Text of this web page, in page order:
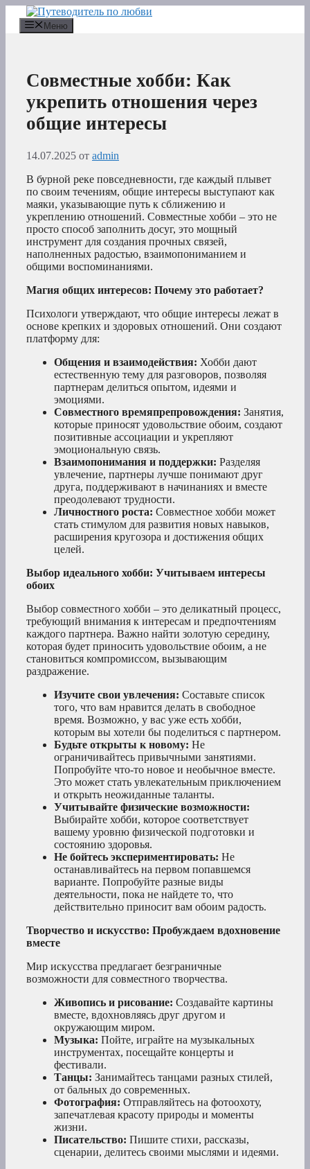
Перейти
содержимому
Меню
Совместные хобби: Как
укрепить отношения через
общие интересы
14.07.2025 от admin
В бурной реке повседневности, где каждый плывет
по своим течениям, общие интересы выступают как
маяки, указывающие путь к сближению и
укреплению отношений. Совместные хобби – это не
просто способ заполнить досуг, это мощный
инструмент для создания прочных связей,
наполненных радостью, взаимопониманием и
общими воспоминаниями.
Магия общих интересов: Почему это работает?
Психологи утверждают, что общие интересы лежат в
основе крепких и здоровых отношений. Они создают
платформу для:
Общения и взаимодействия: Хобби дают
естественную тему для разговоров, позволяя
партнерам делиться опытом, идеями и
эмоциями.
Совместного времяпрепровождения: Занятия,
которые приносят удовольствие обоим, создают
позитивные ассоциации и укрепляют
эмоциональную связь.
Взаимопонимания и поддержки: Разделяя
увлечение, партнеры лучше понимают друг
друга, поддерживают в начинаниях и вместе
преодолевают трудности.
Личностного роста: Совместное хобби может
стать стимулом для развития новых навыков,
расширения кругозора и достижения общих
целей.
Выбор идеального хобби: Учитываем интересы
обоих
Выбор совместного хобби – это деликатный процесс,
требующий внимания к интересам и предпочтениям
каждого партнера. Важно найти золотую середину,
которая будет приносить удовольствие обоим, а не
становиться компромиссом, вызывающим
раздражение.
Изучите свои увлечения: Составьте список
того, что вам нравится делать в свободное
время. Возможно, у вас уже есть хобби,
которым вы хотели бы поделиться с партнером.
Будьте открыты к новому: Не
ограничивайтесь привычными занятиями.
Попробуйте что-то новое и необычное вместе.
Это может стать увлекательным приключением
и открыть неожиданные таланты.
Учитывайте физические возможности:
Выбирайте хобби, которое соответствует
вашему уровню физической подготовки и
состоянию здоровья.
Не бойтесь экспериментировать: Не
останавливайтесь на первом попавшемся
варианте. Попробуйте разные виды
деятельности, пока не найдете то, что
действительно приносит вам обоим радость.
Творчество и искусство: Пробуждаем вдохновение
вместе
Мир искусства предлагает безграничные
возможности для совместного творчества.
Живопись и рисование: Создавайте картины
вместе, вдохновляясь друг другом и
окружающим миром.
Музыка: Пойте, играйте на музыкальных
инструментах, посещайте концерты и
фестивали.
Танцы: Занимайтесь танцами разных стилей,
от бальных до современных.
Фотография: Отправляйтесь на фотоохоту,
запечатлевая красоту природы и моменты
жизни.
Писательство: Пишите стихи, рассказы,
сценарии, делитесь своими мыслями и идеями.